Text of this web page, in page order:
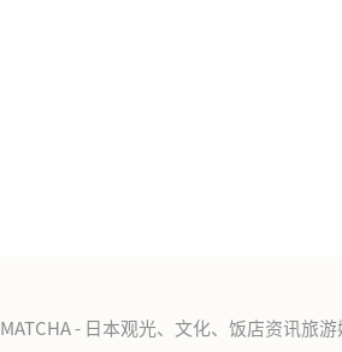
MATCHA - 日本观光、文化、饭店资讯旅